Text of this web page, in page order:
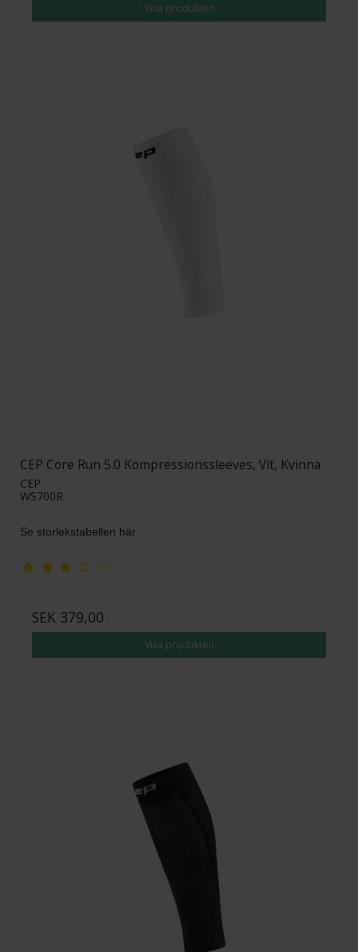
Visa produkten
CEP Core Run 5.0 Kompressionssleeves, Vit, Kvinna
CEP
WS700R
Se storlekstabellen här
SEK 379,00
Visa produkten